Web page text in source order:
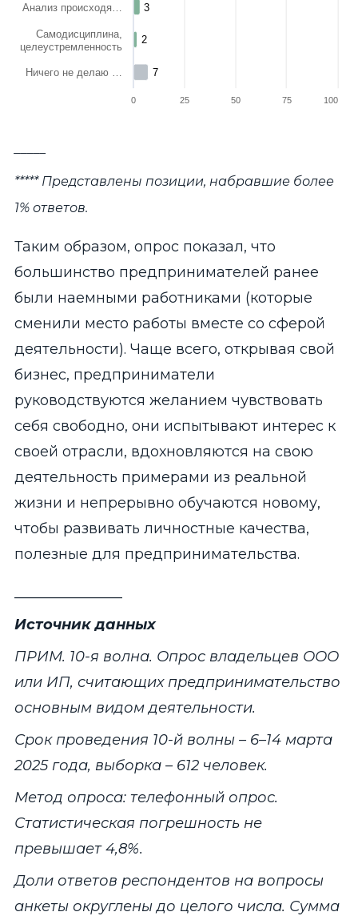
3
3
2
2
7
7
Анализ происходя…
Самодисциплина,
целеустремленность
Ничего не делаю …
0 25 50 75 100
***** Представлены позиции, набравшие более
1% ответов.
Таким образом, опрос показал, что
большинство предпринимателей ранее
были наемными работниками (которые
сменили место работы вместе со сферой
деятельности). Чаще всего, открывая свой
бизнес, предприниматели
руководствуются желанием чувствовать
себя свободно, они испытывают интерес к
своей отрасли, вдохновляются на свою
деятельность примерами из реальной
жизни и непрерывно обучаются новому,
чтобы развивать личностные качества,
полезные для предпринимательства.
Источник данных
ПРИМ. 10-я волна. Опрос владельцев ООО
или ИП, считающих предпринимательство
основным видом деятельности.
Срок проведения 10-й волны – 6–14 марта
2025 года, выборка – 612 человек.
Метод опроса: телефонный опрос.
Статистическая погрешность не
превышает 4,8%.
Доли ответов респондентов на вопросы
анкеты округлены до целого числа. Сумма